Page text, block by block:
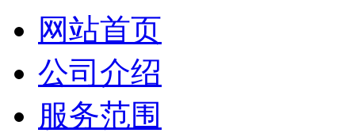
网站首页
公司介绍
服务范围